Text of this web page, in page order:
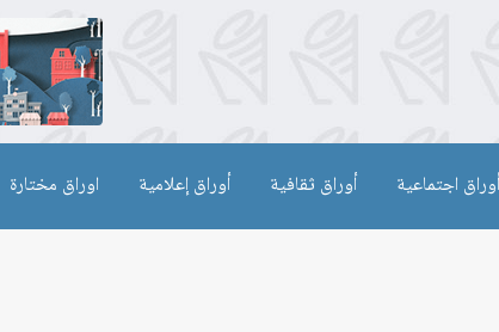
أوراق اجتماعية أوراق ثقافية أوراق إعلامية اوراق مختارة